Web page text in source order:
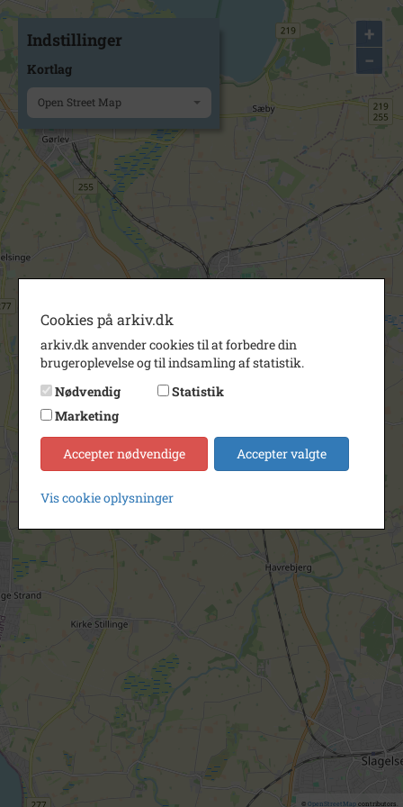
+
−
© OpenStreetMapcontributors.
Indstillinger
Kortlag
Open Street Map
Cookies på arkiv.dk
arkiv.dk anvender cookies til at forbedre din
brugeroplevelse og til indsamling af statistik.
Nødvendig
Statistik
Marketing
Accepter nødvendige Accepter valgte
Vis cookie oplysninger